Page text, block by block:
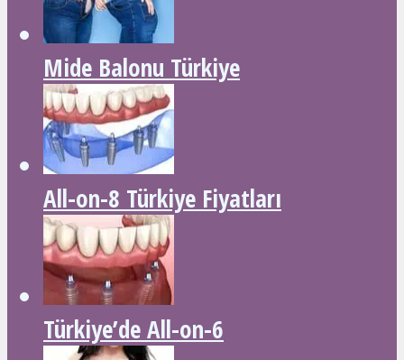
Mide Balonu Türkiye
All-on-8 Türkiye Fiyatları
Türkiye’de All-on-6